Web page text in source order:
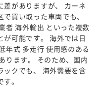
差がありますが、 カーネ
買い取った車両でも、
者 海外輸出 といった複数
が可能です。 海外では日
年式 多走行 使用感のある
ります。 そのため、国内
ックでも、 海外需要を含
。